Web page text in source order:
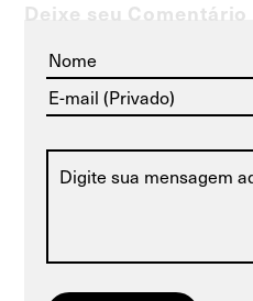
Deixe seu Comentário